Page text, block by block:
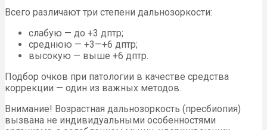
Всего различают три степени дальнозоркости:
слабую — до +3 дптр;
среднюю — +3—+6 дптр;
высокую — выше +6 дптр.
Подбор очков при патологии в качестве средства
коррекции — один из важных методов.
Внимание! Возрастная дальнозоркость (пресбиопия)
вызвана не индивидуальными особенностями